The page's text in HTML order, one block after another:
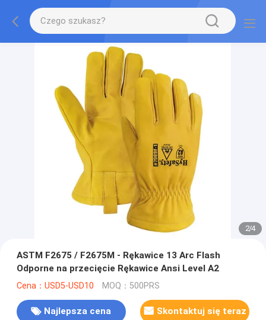
2/4
ASTM F2675 / F2675M - Rękawice 13 Arc Flash
Odporne na przecięcie Rękawice Ansi Level A2
Cena：USD5-USD10 MOQ：500PRS
Najlepsza cena Skontaktuj się teraz